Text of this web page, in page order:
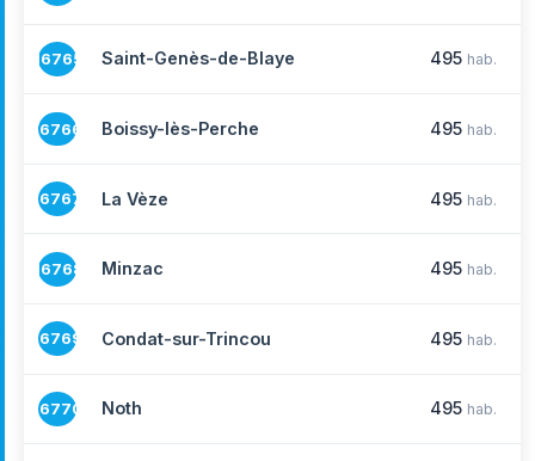
16765 Saint-Genès-de-Blaye 495 hab.
16766 Boissy-lès-Perche 495 hab.
16767 La Vèze 495 hab.
16768 Minzac 495 hab.
16769 Condat-sur-Trincou 495 hab.
16770 Noth 495 hab.